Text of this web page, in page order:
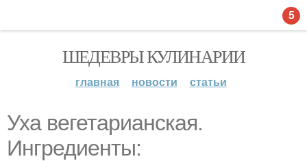
ШЕДЕВРЫ КУЛИНАРИИ
главная новости статьи
Уха вегетарианская.
Ингредиенты:
5